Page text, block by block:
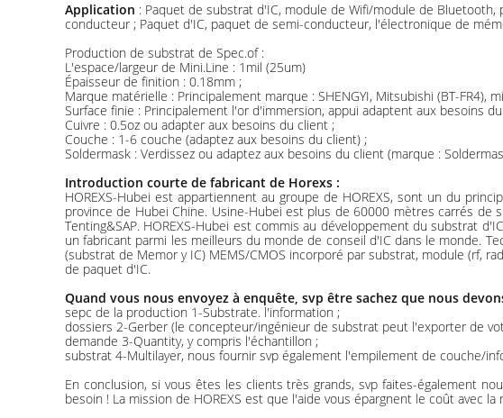
Application : Paquet de substrat d'IC, module de Wifi/module de
conducteur ; Paquet d'IC, paquet de semi-conducteur, l'électronique de
Production de substrat de Spec.of :
L'espace/largeur de Mini.Line : 1mil (25um)
Épaisseur de finition : 0.18mm ;
Marque matérielle : Principalement marque : SHENGYI, Mitsubishi (BT-FR4),
Surface finie : Principalement l'or d'immersion, appui adaptent aux besoins
Cuivre : 0.5oz ou adapter aux besoins du client ;
Couche : 1-6 couche (adaptez aux besoins du client) ;
Soldermask : Verdissez ou adaptez aux besoins du client (marque :
Introduction courte de fabricant de Horexs :
HOREXS-Hubei est appartiennent au groupe de HOREXS, sont un du
province de Hubei Chine. Usine-Hubei est plus de 60000 mètres carrés de
Tenting&SAP. HOREXS-Hubei est commis au développement du substrat
un fabricant parmi les meilleurs du monde de conseil d'IC dans le monde.
(substrat de Memor y IC) MEMS/CMOS incorporé par substrat, module (rf,
de paquet d'IC.
Quand vous nous envoyez à enquête, svp être sachez que nous
sepc de la production 1-Substrate. l'information ;
dossiers 2-Gerber (le concepteur/ingénieur de substrat peut l'exporter de
demande 3-Quantity, y compris l'échantillon ;
substrat 4-Multilayer, nous fournir svp également l'empilement de couche/
En conclusion, si vous êtes les clients très grands, svp faites-également
besoin ! La mission de HOREXS est que l'aide vous épargnent le coût avec